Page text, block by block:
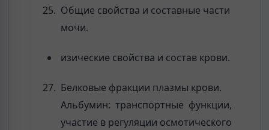
Общие свойства и составные части
мочи.
изические свойства и состав крови.
Белковые фракции плазмы крови.
Альбумин: транспортные функции,
участие в регуляции осмотического